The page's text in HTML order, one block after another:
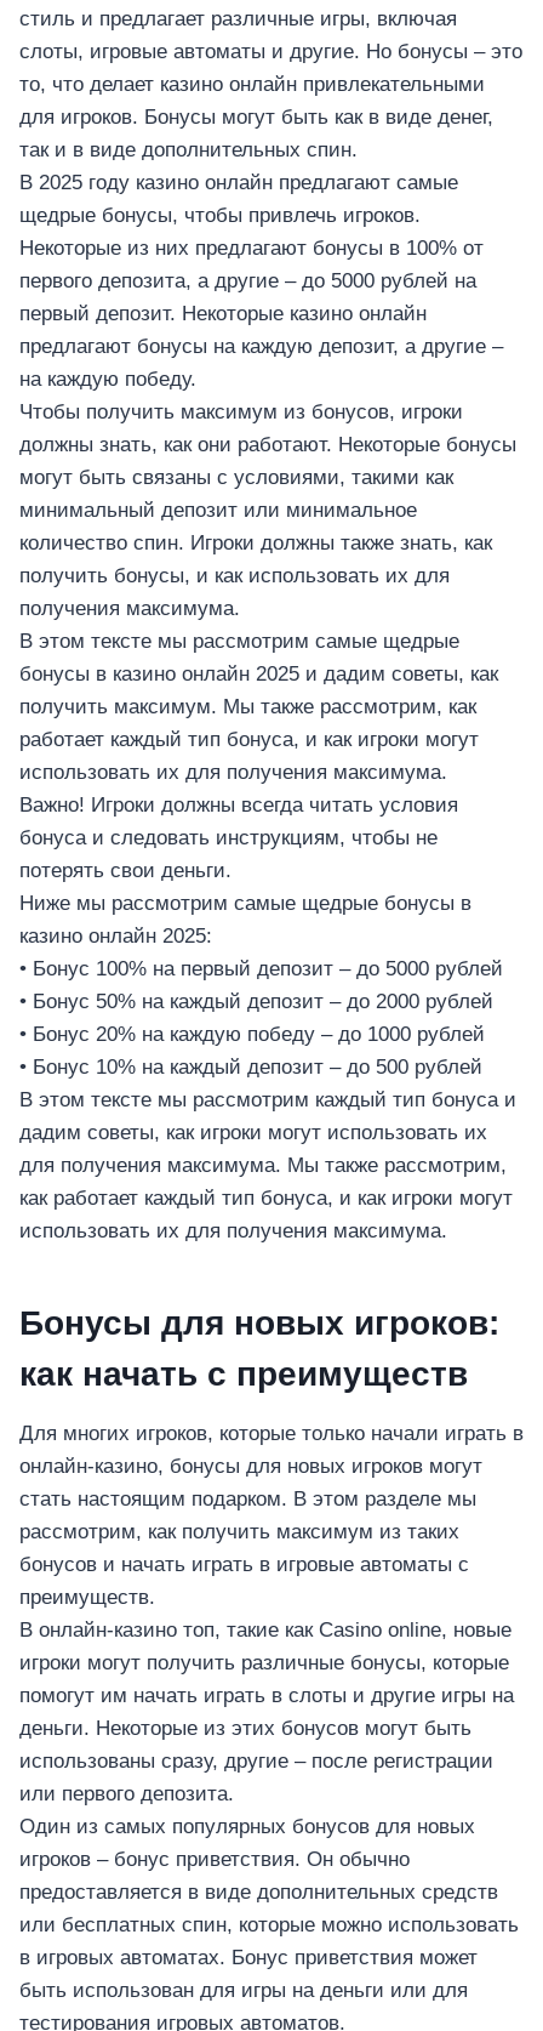
стиль и предлагает различные игры, включая
слоты, игровые автоматы и другие. Но бонусы – это
то, что делает казино онлайн привлекательными
для игроков. Бонусы могут быть как в виде денег,
так и в виде дополнительных спин.
В 2025 году казино онлайн предлагают самые
щедрые бонусы, чтобы привлечь игроков.
Некоторые из них предлагают бонусы в 100% от
первого депозита, а другие – до 5000 рублей на
первый депозит. Некоторые казино онлайн
предлагают бонусы на каждую депозит, а другие –
на каждую победу.
Чтобы получить максимум из бонусов, игроки
должны знать, как они работают. Некоторые бонусы
могут быть связаны с условиями, такими как
минимальный депозит или минимальное
количество спин. Игроки должны также знать, как
получить бонусы, и как использовать их для
получения максимума.
В этом тексте мы рассмотрим самые щедрые
бонусы в казино онлайн 2025 и дадим советы, как
получить максимум. Мы также рассмотрим, как
работает каждый тип бонуса, и как игроки могут
использовать их для получения максимума.
Важно! Игроки должны всегда читать условия
бонуса и следовать инструкциям, чтобы не
потерять свои деньги.
Ниже мы рассмотрим самые щедрые бонусы в
казино онлайн 2025:
• Бонус 100% на первый депозит – до 5000 рублей
• Бонус 50% на каждый депозит – до 2000 рублей
• Бонус 20% на каждую победу – до 1000 рублей
• Бонус 10% на каждый депозит – до 500 рублей
В этом тексте мы рассмотрим каждый тип бонуса и
дадим советы, как игроки могут использовать их
для получения максимума. Мы также рассмотрим,
как работает каждый тип бонуса, и как игроки могут
использовать их для получения максимума.
Бонусы для новых игроков:
как начать с преимуществ
Для многих игроков, которые только начали играть в
онлайн-казино, бонусы для новых игроков могут
стать настоящим подарком. В этом разделе мы
рассмотрим, как получить максимум из таких
бонусов и начать играть в игровые автоматы с
преимуществ.
В онлайн-казино топ, такие как Casino online, новые
игроки могут получить различные бонусы, которые
помогут им начать играть в слоты и другие игры на
деньги. Некоторые из этих бонусов могут быть
использованы сразу, другие – после регистрации
или первого депозита.
Один из самых популярных бонусов для новых
игроков – бонус приветствия. Он обычно
предоставляется в виде дополнительных средств
или бесплатных спин, которые можно использовать
в игровых автоматах. Бонус приветствия может
быть использован для игры на деньги или для
тестирования игровых автоматов.